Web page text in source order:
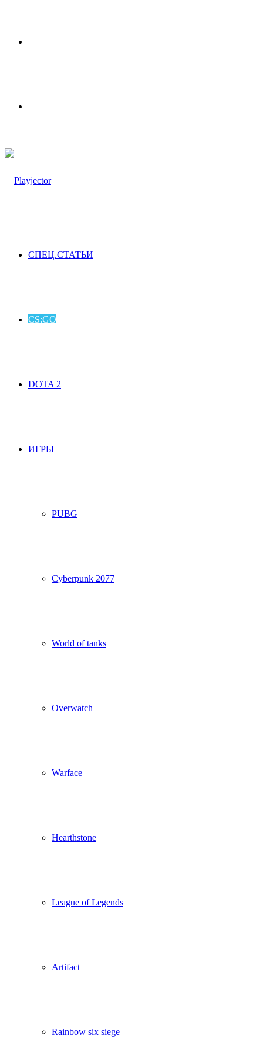
СПЕЦ.СТАТЬИ
CS:GO
DOTA 2
ИГРЫ
PUBG
Cyberpunk 2077
World of tanks
Overwatch
Warface
Hearthstone
League of Legends
Artifact
Rainbow six siege